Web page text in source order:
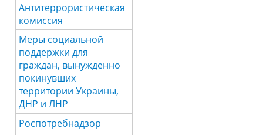
Антитеррористическая
комиссия
Меры социальной
поддержки для
граждан, вынужденно
покинувших
территории Украины,
ДНР и ЛНР
Роспотребнадзор